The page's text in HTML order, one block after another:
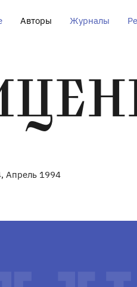
Авторы Журналы
Апрель 1994